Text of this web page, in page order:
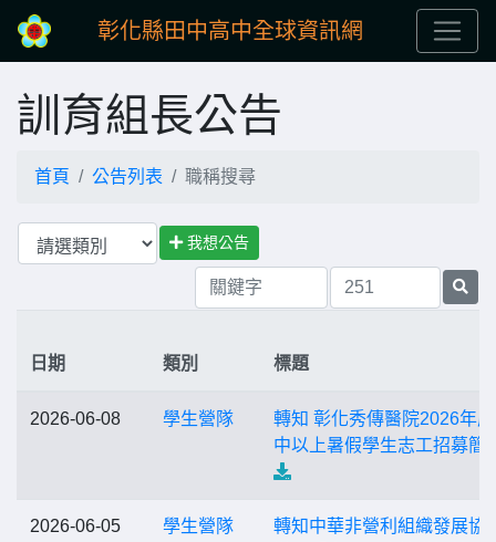
彰化縣田中高中全球資訊網
訓育組長公告
首頁 公告列表 職稱搜尋
我想公告
日期 類別 標題
2026-06-08 學生營隊
轉知 彰化秀傳醫院2026年
中以上暑假學生志工招募簡
2026-06-05 學生營隊
轉知中華非營利組織發展協